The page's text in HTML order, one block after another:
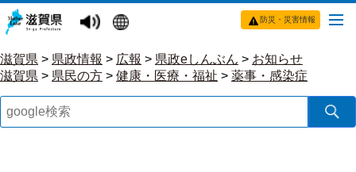
防災・災害情報
滋賀県 > 県政情報 > 広報 > 県政eしんぶん > お知らせ
滋賀県 > 県民の方 > 健康・医療・福祉 > 薬事・感染症